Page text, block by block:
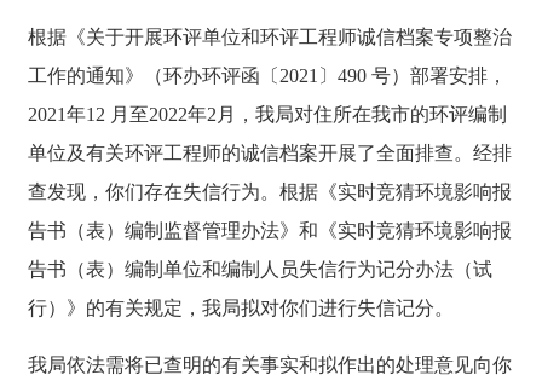
根据《关于开展环评单位和环评工程师诚信档案专项整治
工作的通知》（环办环评函〔2021〕490 号）部署安排，
2021年12 月至2022年2月，我局对住所在我市的环评编制
单位及有关环评工程师的诚信档案开展了全面排查。经排
查发现，你们存在失信行为。根据《实时竞猜环境影响报
告书（表）编制监督管理办法》和《实时竞猜环境影响报
告书（表）编制单位和编制人员失信行为记分办法（试
行）》的有关规定，我局拟对你们进行失信记分。
我局依法需将已查明的有关事实和拟作出的处理意见向你